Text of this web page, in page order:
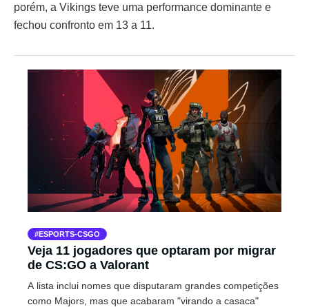
porém, a Vikings teve uma performance dominante e
fechou confronto em 13 a 11.
ESPORTS-CSGO
Veja 11 jogadores que optaram por migrar
de CS:GO a Valorant
A lista inclui nomes que disputaram grandes competições
como Majors, mas que acabaram "virando a casaca"